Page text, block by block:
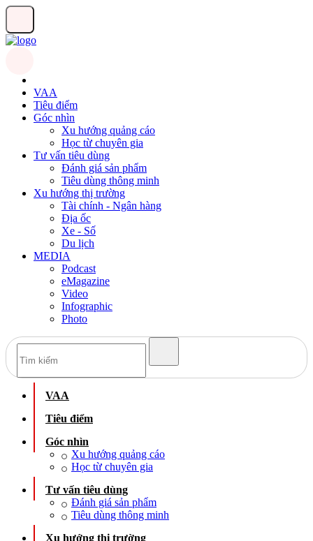
VAA
Tiêu điểm
Góc nhìn
Xu hướng quảng cáo
Học từ chuyên gia
Tư vấn tiêu dùng
Đánh giá sản phẩm
Tiêu dùng thông minh
Xu hướng thị trường
Tài chính - Ngân hàng
Địa ốc
Xe - Số
Du lịch
MEDIA
Podcast
eMagazine
Video
Infographic
Photo
VAA
Tiêu điểm
Góc nhìn
Xu hướng quảng cáo
Học từ chuyên gia
Tư vấn tiêu dùng
Đánh giá sản phẩm
Tiêu dùng thông minh
Xu hướng thị trường